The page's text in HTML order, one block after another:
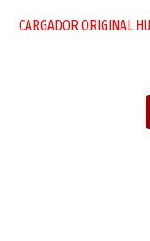
CARGADOR ORIGINAL